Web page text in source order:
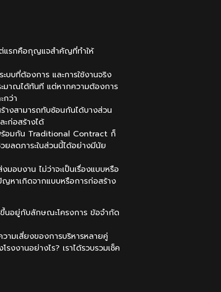
แรกคือกุญแจสำคัญที่ทำให้
บที่ต้องการ และการใช้งานจริง
มาณได้ทันที แต่หากความต้องการ
กว่า
างสามารถทับซ้อนกันได้บางส่วน
ก่อสร้างได้
มกัน Traditional Contract ก็
ลดภาระในส่วนนี้ได้อย่างมีนัย
บงาน ไม่ว่าจะเป็นเรื่องแบบหรือ
หาเกิดจากแบบหรือการก่อสร้าง
นอยู่กับลักษณะโครงการ ข้อจำกัด
ามเสี่ยงของการบริหารหลายคู่
งงานอย่างไร? เราได้รวบรวมเช็ค